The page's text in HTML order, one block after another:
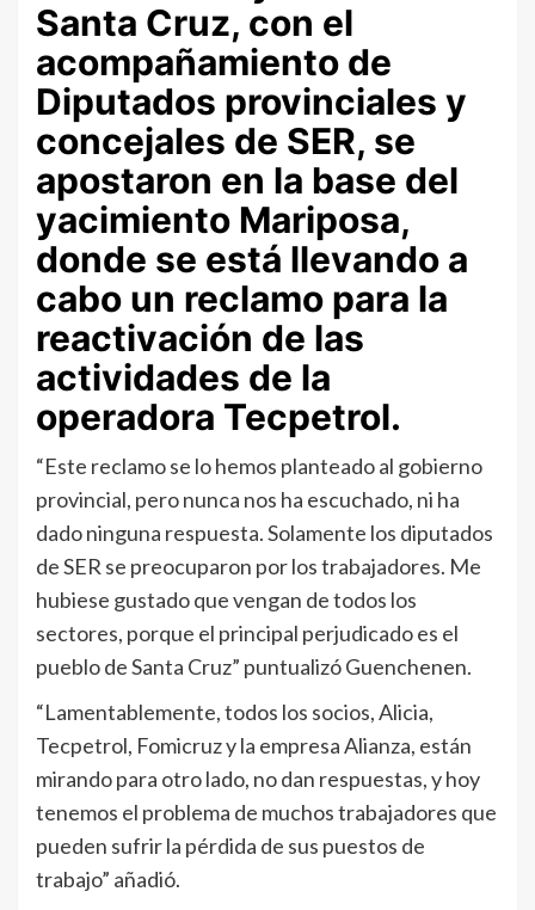
Santa Cruz, con el
acompañamiento de
Diputados provinciales y
concejales de SER, se
apostaron en la base del
yacimiento Mariposa,
donde se está llevando a
cabo un reclamo para la
reactivación de las
actividades de la
operadora Tecpetrol.
“Este reclamo se lo hemos planteado al gobierno
provincial, pero nunca nos ha escuchado, ni ha
dado ninguna respuesta. Solamente los diputados
de SER se preocuparon por los trabajadores. Me
hubiese gustado que vengan de todos los
sectores, porque el principal perjudicado es el
pueblo de Santa Cruz” puntualizó Guenchenen.
“Lamentablemente, todos los socios, Alicia,
Tecpetrol, Fomicruz y la empresa Alianza, están
mirando para otro lado, no dan respuestas, y hoy
tenemos el problema de muchos trabajadores que
pueden sufrir la pérdida de sus puestos de
trabajo” añadió.